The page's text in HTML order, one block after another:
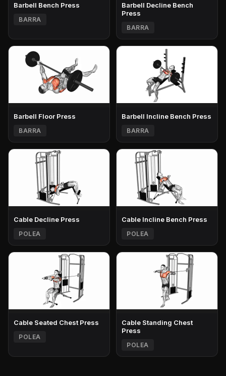
Barbell Bench Press
BARRA
Barbell Decline Bench
Press
BARRA
Barbell Floor Press
BARRA
Barbell Incline Bench Press
BARRA
Cable Decline Press
POLEA
Cable Incline Bench Press
POLEA
Cable Seated Chest Press
POLEA
Cable Standing Chest
Press
POLEA